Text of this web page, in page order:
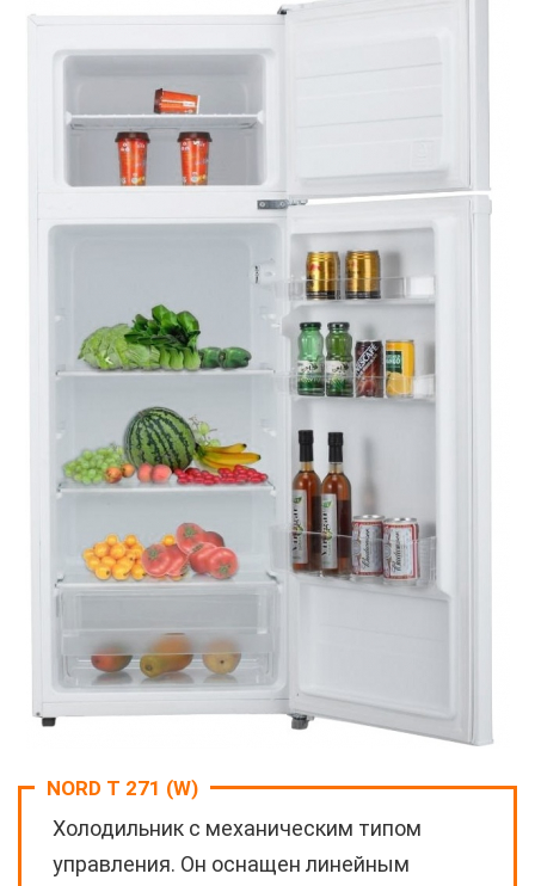
NORD T 271 (W)
Холодильник с механическим типом
управления. Он оснащен линейным